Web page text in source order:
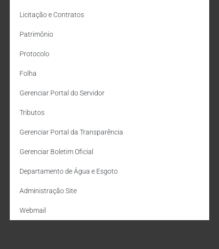
Licitação e Contratos
Patrimônio
Protocolo
Folha
Gerenciar Portal do Servidor
Tributos
Gerenciar Portal da Transparência
Gerenciar Boletim Oficial
Departamento de Água e Esgoto
Administração Site
Webmail